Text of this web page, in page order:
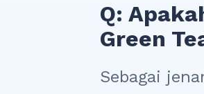
Q:
Green
Sebagai